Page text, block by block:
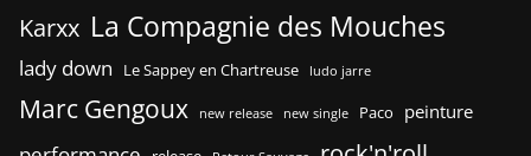
Karxx La Compagnie des Mouches
lady down Le Sappey en Chartreuse ludo jarre
Marc Gengoux new release new single Paco peinture